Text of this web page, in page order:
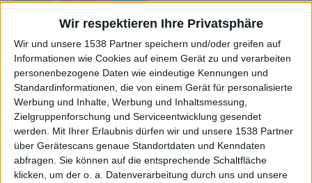
Wir respektieren Ihre Privatsphäre
Wir und unsere 1538 Partner speichern und/oder greifen auf
Informationen wie Cookies auf einem Gerät zu und verarbeiten
personenbezogene Daten wie eindeutige Kennungen und
Standardinformationen, die von einem Gerät für personalisierte
Werbung und Inhalte, Werbung und Inhaltsmessung,
Zielgruppenforschung und Serviceentwicklung gesendet
werden. Mit Ihrer Erlaubnis dürfen wir und unsere 1538 Partner
über Gerätescans genaue Standortdaten und Kenndaten
abfragen. Sie können auf die entsprechende Schaltfläche
klicken, um der o. a. Datenverarbeitung durch uns und unsere
Tagespodest
#1 #2